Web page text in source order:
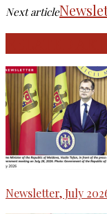
Next article
Newsletter, July